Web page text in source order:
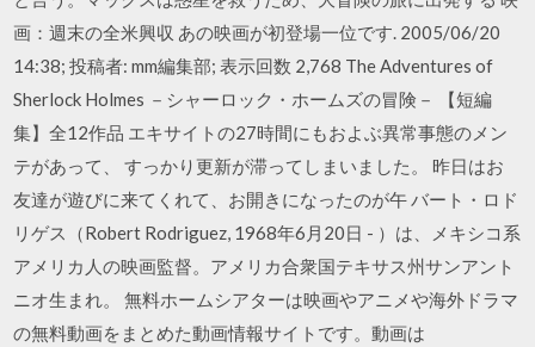
画：週末の全米興収 あの映画が初登場一位です. 2005/06/20
14:38; 投稿者: mm編集部; 表示回数 2,768 The Adventures of
Sherlock Holmes －シャーロック・ホームズの冒険－ 【短編
集】全12作品 エキサイトの27時間にもおよぶ異常事態のメン
テがあって、 すっかり更新が滞ってしまいました。 昨日はお
友達が遊びに来てくれて、お開きになったのが午 バート・ロド
リゲス（Robert Rodriguez, 1968年6月20日 - ）は、メキシコ系
アメリカ人の映画監督。アメリカ合衆国テキサス州サンアント
ニオ生まれ。 無料ホームシアターは映画やアニメや海外ドラマ
の無料動画をまとめた動画情報サイトです。動画は